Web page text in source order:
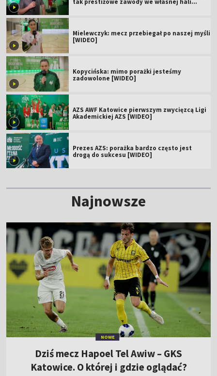
Mielewczyk: mecz przebiegał po naszej myśli
[WIDEO]
Kopycińska: mimo porażki jesteśmy
zadowolone [WIDEO]
AZS AWF Katowice pierwszym zwycięzcą Ligi
Akademickiej AZS [WIDEO]
Prezes AZS: porażka bardzo często jest
drogą do sukcesu [WIDEO]
Najnowsze
NOWE
Dziś mecz Hapoel Tel Awiw – GKS
Katowice. O której i gdzie oglądać?